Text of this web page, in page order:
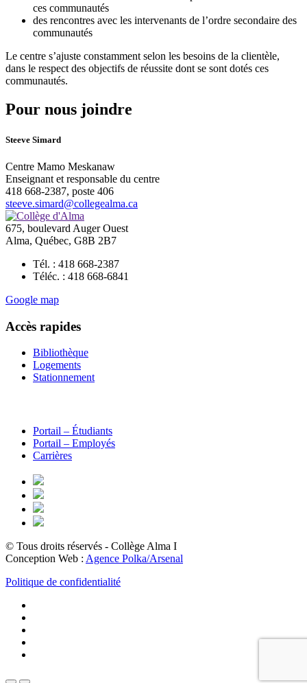
ces communautés
des rencontres avec les intervenants de l’ordre secondaire des
communautés
Le centre s’ajuste constamment selon les besoins de la clientèle,
dans le respect des objectifs de réussite dont se sont dotés ces
communautés.
Pour nous joindre
Steeve Simard
Centre Mamo Meskanaw
Enseignant et responsable du centre
418 668-2387, poste 406
steeve.simard@collegealma.ca
675, boulevard Auger Ouest
Alma, Québec, G8B 2B7
Tél. : 418 668-2387
Téléc. : 418 668-6841
Google map
Accès rapides
Bibliothèque
Logements
Stationnement
Portail – Étudiants
Portail – Employés
Carrières
© Tous droits réservés - Collège Alma I
Conception Web : Agence Polka/Arsenal
Politique de confidentialité